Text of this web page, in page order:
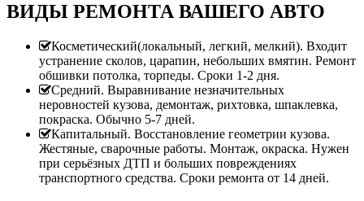
ВИДЫ РЕМОНТА ВАШЕГО АВТО
Косметический(локальный, легкий, мелкий). Входит
устранение сколов, царапин, небольших вмятин. Ремонт
обшивки потолка, торпеды. Сроки 1-2 дня.
Средний. Выравнивание незначительных
неровностей кузова, демонтаж, рихтовка, шпаклевка,
покраска. Обычно 5-7 дней.
Капитальный. Восстановление геометрии кузова.
Жестяные, сварочные работы. Монтаж, окраска. Нужен
при серьёзных ДТП и больших повреждениях
транспортного средства. Сроки ремонта от 14 дней.